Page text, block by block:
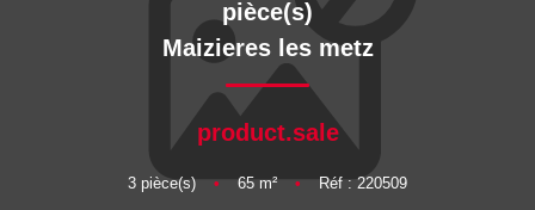
LOUER
Nos Biens
Télécharger Le Dossier De Location
pièce(s)
Maizieres les metz
product.sale
3 pièce(s) • 65m² • Réf : 220509